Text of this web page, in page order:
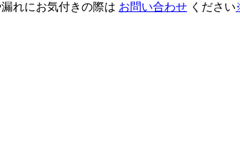
れにお気付きの際は お問い合わせ ください